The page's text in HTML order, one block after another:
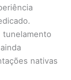
tunelamento
nativas